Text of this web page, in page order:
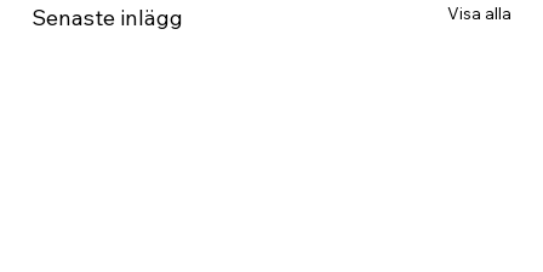
Senaste inlägg Visa alla